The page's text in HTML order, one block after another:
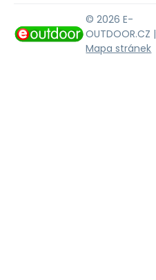
© 2026 E-
OUTDOOR.CZ |
Mapa stránek